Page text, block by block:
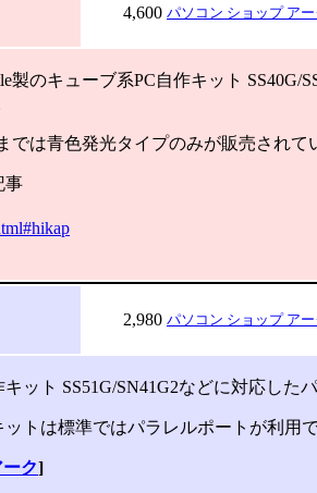
4,600 パソコン ショップ アー
製のキューブ系PC自作キット SS40G/
は青色発光タイプのみが販売されて
事
2,980 パソコン ショップ アー
ット SS51G/SN41G2などに対応した
トは標準ではパラレルポートが利用で
ク]